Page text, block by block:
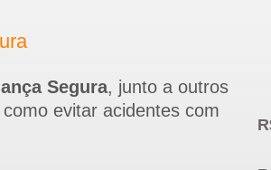
Segura, junto a outros
evitar acidentes com